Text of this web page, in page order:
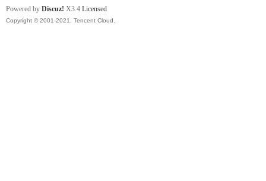
Powered by Discuz! X3.4 Licensed
Copyright © 2001-2021, Tencent Cloud.